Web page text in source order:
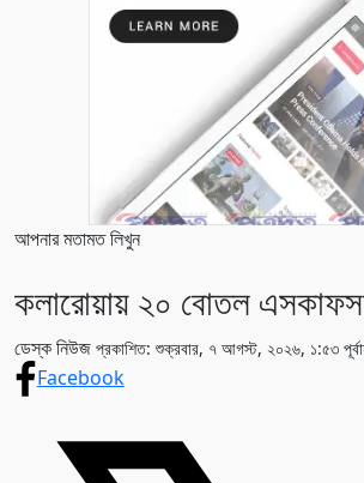
আপনার মতামত লিখুন
কলারোয়ায় ২০ বোতল
ডেস্ক নিউজ প্রকাশিত: শুক্রবার, ৭ আগস্ট, ২০২৬, ১:৫৩
Facebook